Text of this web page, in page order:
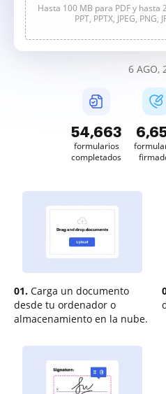
Hasta 100 MB para PDF y hasta
PPT, PPTX, JPEG, PNG,
6 AGO,
54,663
formularios
completados
01. Carga un documento
desde tu ordenador o
almacenamiento en la nube.